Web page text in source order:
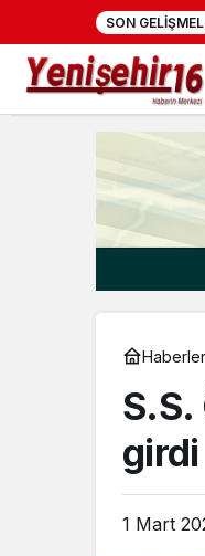
SON
Haberler
S.S.
girdi
1 Mart